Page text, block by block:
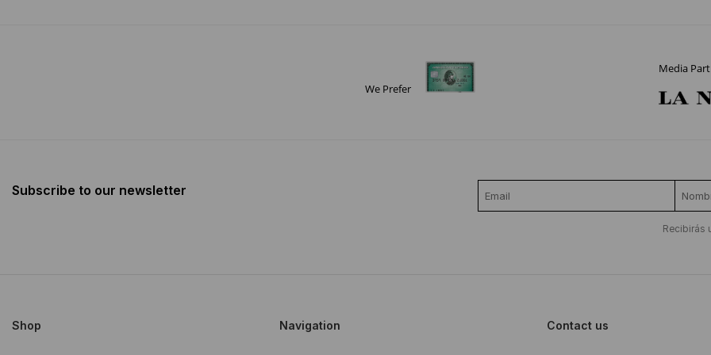
We Prefer
Media
Subscribe to our newsletter
Recibirás
Shop Navigation Contact us